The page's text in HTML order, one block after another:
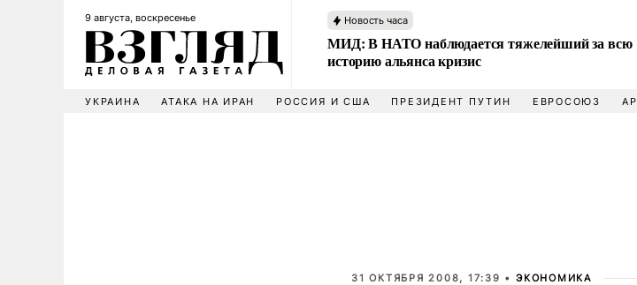
9 августа, воскресенье Новость часа
МИД: В НАТО наблюдается тяжелейший за всю
историю альянса кризис
УКРАИНА АТАКА НА ИРАН РОССИЯ И США ПРЕЗИДЕНТ ПУТИН ЕВРОСОЮЗ
31 ОКТЯБРЯ 2008, 17:39 • ЭКОНОМИКА